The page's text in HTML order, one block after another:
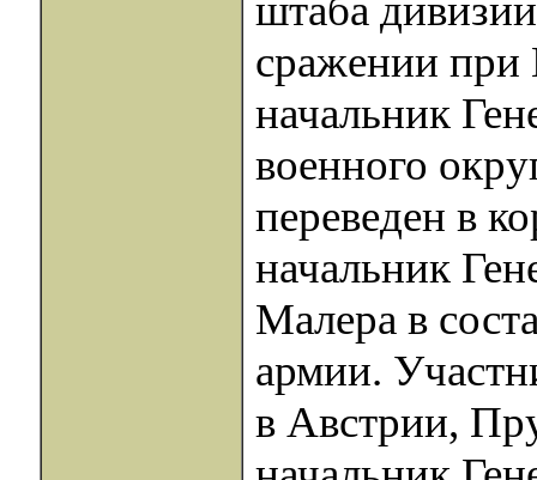
штаба
сражении при
начальник
военного
переведен в
начальник
Малера в
армии.
в Австрии,